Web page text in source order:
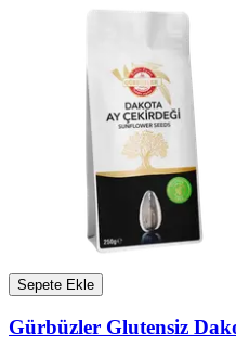
Sepete Ekle
Gürbüzler Glutensiz